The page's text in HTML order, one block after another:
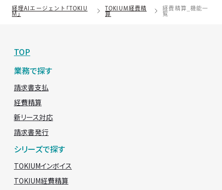
経理AIエージェント「TOKIU
M」
TOKIUM経費精
算
経費精算_機能一
覧
TOP
業務で探す
請求書支払
経費精算
新リース対応
請求書発行
シリーズで探す
TOKIUMインボイス
TOKIUM経費精算